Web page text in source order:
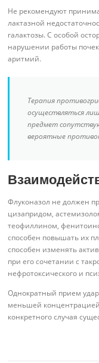
Не рекомендуют
лактазной
галактозы. С особой
нарушении работы
аритмий.
Терапия
осуществляться
предмет
вероятные
Флуконазол не должен
цизапридом,
теофиллином,
способен повышать их
способен изменять
при его сочетании с
нефротоксического и
Однократный прием
меньшей концентрацией
конкретного случая